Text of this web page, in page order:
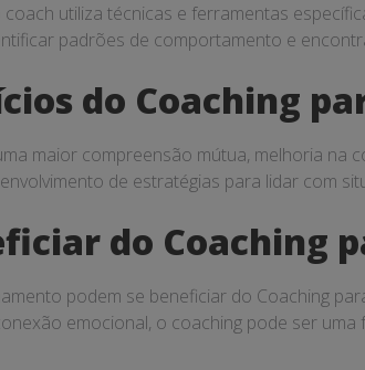
utiliza técnicas e ferramentas
padrões de comportamento e
do Coaching
maior compreensão mútua, melhoria
de estratégias para lidar com
do Coaching
podem se beneficiar do Coaching
emocional, o coaching pode ser